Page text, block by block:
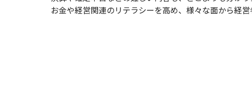
お金や経営関連のリテラシーを高め、様々な面から経